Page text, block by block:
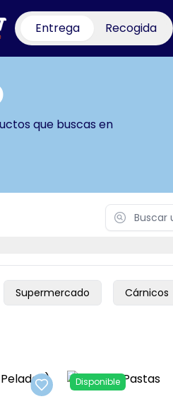
Entrega Recogida
que buscas en
Search
Supermercado Cárnicos
Add to favorites
Disponible